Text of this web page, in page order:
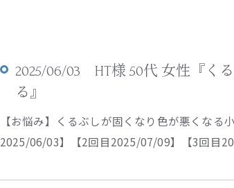
2025/06/03 HT様 50代 女性『く
る』
【お悩み】くるぶしが固くなり色が悪くな
2025/06/03】【2回目2025/07/09】【3回目